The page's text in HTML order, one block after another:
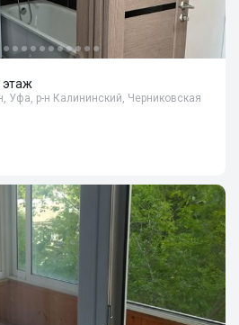
этаж
Уфа, р-н Калининский, Черниковская